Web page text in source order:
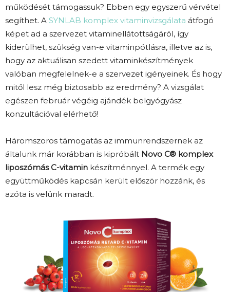
működését támogassuk? Ebben egy egyszerű vérvétel
segíthet. A SYNLAB komplex vitaminvizsgálata átfogó
képet ad a szervezet vitaminellátottságáról, így
kiderülhet, szükség van-e vitaminpótlásra, illetve az is,
hogy az aktuálisan szedett vitaminkészítmények
valóban megfelelnek-e a szervezet igényeinek. És hogy
mitől lesz még biztosabb az eredmény? A vizsgálat
egészen február végéig ajándék belgyógyász
konzultációval elérhető!
Háromszoros támogatás az immunrendszernek az
általunk már korábban is kipróbált Novo C® komplex
liposzómás C-vitamin készítménnyel. A termék egy
együttműködés kapcsán került először hozzánk, és
azóta is velünk maradt.